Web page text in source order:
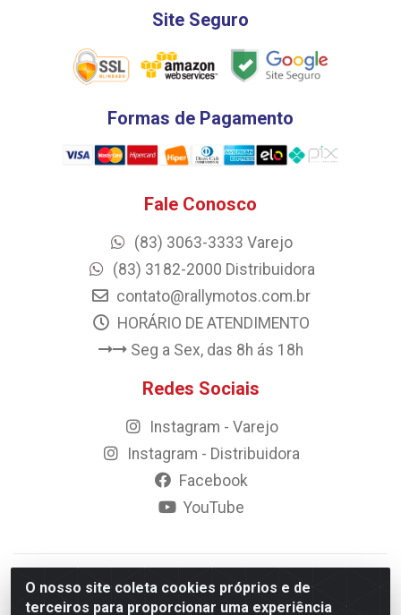
O nosso site coleta cookies próprios e de
terceiros para proporcionar uma experiência
Site Seguro
Formas de Pagamento
Fale Conosco
(83) 3063-3333 Varejo
(83) 3182-2000 Distribuidora
contato@rallymotos.com.br
HORÁRIO DE ATENDIMENTO
Seg a Sex, das 8h ás 18h
Redes Sociais
Instagram - Varejo
Instagram - Distribuidora
Facebook
YouTube
© 2023 Rally Motos - todos os direitos reservados.
Razão Social: Rally motos distribuidora, importadora e